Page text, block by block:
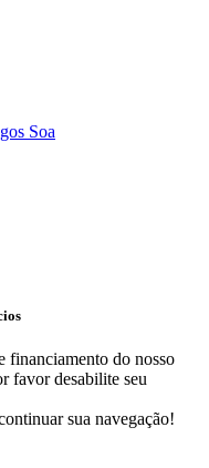
Soa
financiamento do nosso
favor desabilite seu
sua navegação!